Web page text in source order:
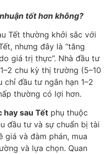
tốt hơn không?
Tết thường khởi sắc với
nhưng đây là “tăng
giá trị thực”. Nhà đầu tư
chu kỳ thị trường (5–10
chỉ đầu tư ngắn hạn 1–2
thường có lợi hơn.
hay sau Tết phụ thuộc
đầu tư và sự chuẩn bị tài
giá và đàm phán, mua
và lựa chọn. Quan